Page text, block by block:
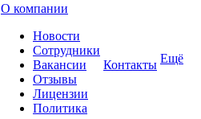
О компании
Новости
Сотрудники
Вакансии
Отзывы
Лицензии
Политика
Контакты Ещё